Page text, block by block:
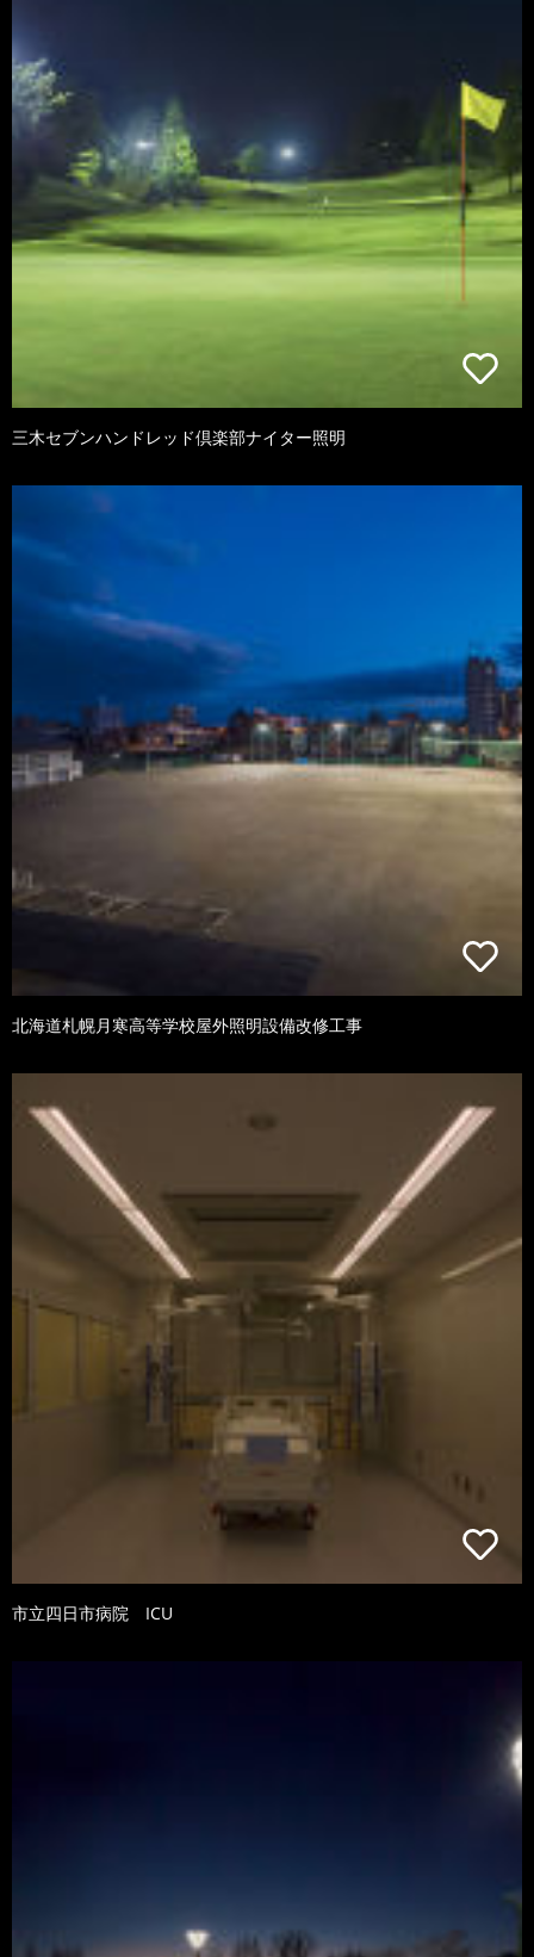
三木セブンハンドレッド倶楽部ナイター照明
北海道札幌月寒高等学校屋外照明設備改修工事
市立四日市病院 ICU